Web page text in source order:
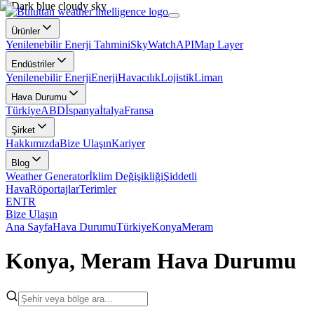
Ürünler
Yenilenebilir Enerji TahminiSkyWatchAPIMap Layer
Endüstriler
Yenilenebilir EnerjiEnerjiHavacılıkLojistikLiman
Hava Durumu
TürkiyeABDİspanyaİtalyaFransa
Şirket
HakkımızdaBize UlaşınKariyer
Blog
Weather Generatorİklim DeğişikliğiŞiddetli
HavaRöportajlarTerimler
ENTR
Bize Ulaşın
Ana SayfaHava DurumuTürkiyeKonyaMeram
Konya, Meram Hava Durumu